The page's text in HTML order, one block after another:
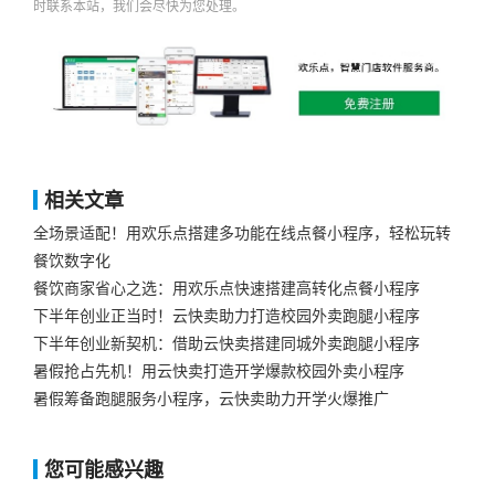
时联系本站，我们会尽快为您处理。
相关文章
全场景适配！用欢乐点搭建多功能在线点餐小程序，轻松玩转
餐饮数字化
餐饮商家省心之选：用欢乐点快速搭建高转化点餐小程序
下半年创业正当时！云快卖助力打造校园外卖跑腿小程序
下半年创业新契机：借助云快卖搭建同城外卖跑腿小程序​
暑假抢占先机！用云快卖打造开学爆款校园外卖小程序
暑假筹备跑腿服务小程序，云快卖助力开学火爆推广​
您可能感兴趣